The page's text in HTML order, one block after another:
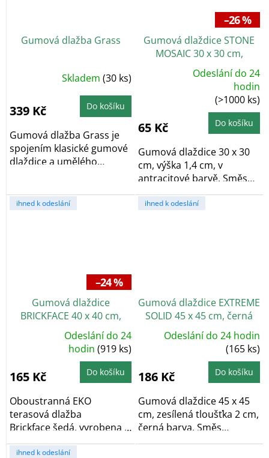
Gumová dlažba Grass
Skladem (30 ks)
339 Kč Do košíku
Gumová dlažba Grass je
spojením klasické gumové
dlaždice a umělého
–26 %
Gumová dlaždice STONE
MOSAIC 30 x 30 cm,
antracit
z
5
hvězdiček.
Odeslání do 24
hodin
(>1000 ks)
65 Kč Do košíku
Gumová dlaždice 30 x 30
cm, výška 1,4 cm, v
antracitové barvě. Směs
gumové pryže a...
ihned k odeslání
–24 %
Gumová dlaždice
BRICKFACE 40 x 40 cm,
šedá, oboustranná
5,0
z
5
Odeslání do 24
hodin(919 ks)
165 Kč Do košíku
Oboustranná EKO
terasová dlažba
Brickface šedá, vyrobena z
pryžového...
ihned k odeslání
Gumová dlaždice EXTREME
SOLID 45 x 45 cm, černá
Odeslání do 24 hodin
(165 ks)
186 Kč Do košíku
Gumová dlaždice 45 x 45
cm, zesílená tloušťka 2 cm,
černá barva. Směs
gumové pryže a...
ihned k odeslání